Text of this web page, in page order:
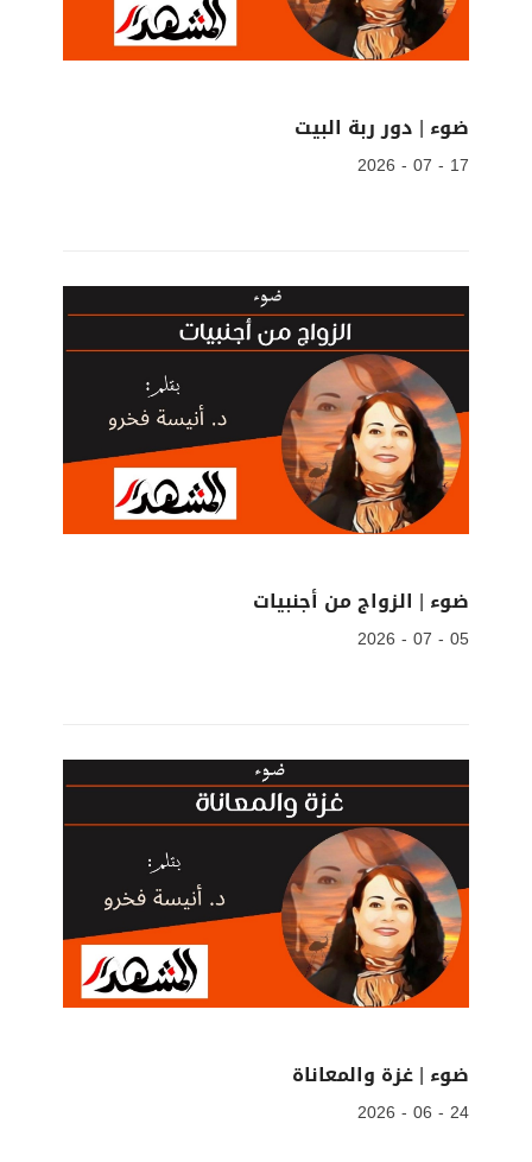
ضوء | دور ربة البيت
17 - 07 - 2026
ضوء | الزواج من أجنبيات
05 - 07 - 2026
ضوء | غزة والمعاناة
24 - 06 - 2026